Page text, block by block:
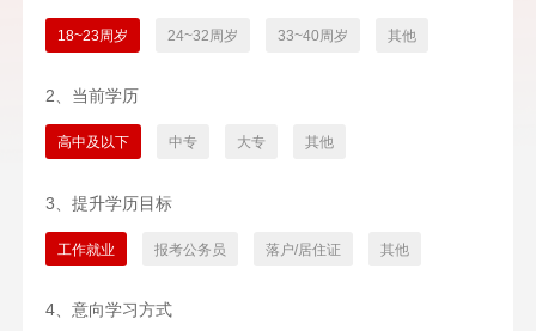
18~23周岁 24~32周岁 33~40周岁 其他
2、当前学历
高中及以下 中专 大专 其他
3、提升学历目标
工作就业 报考公务员 落户/居住证 其他
4、意向学习方式